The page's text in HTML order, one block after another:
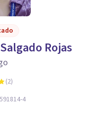
Rojas
(2)
4